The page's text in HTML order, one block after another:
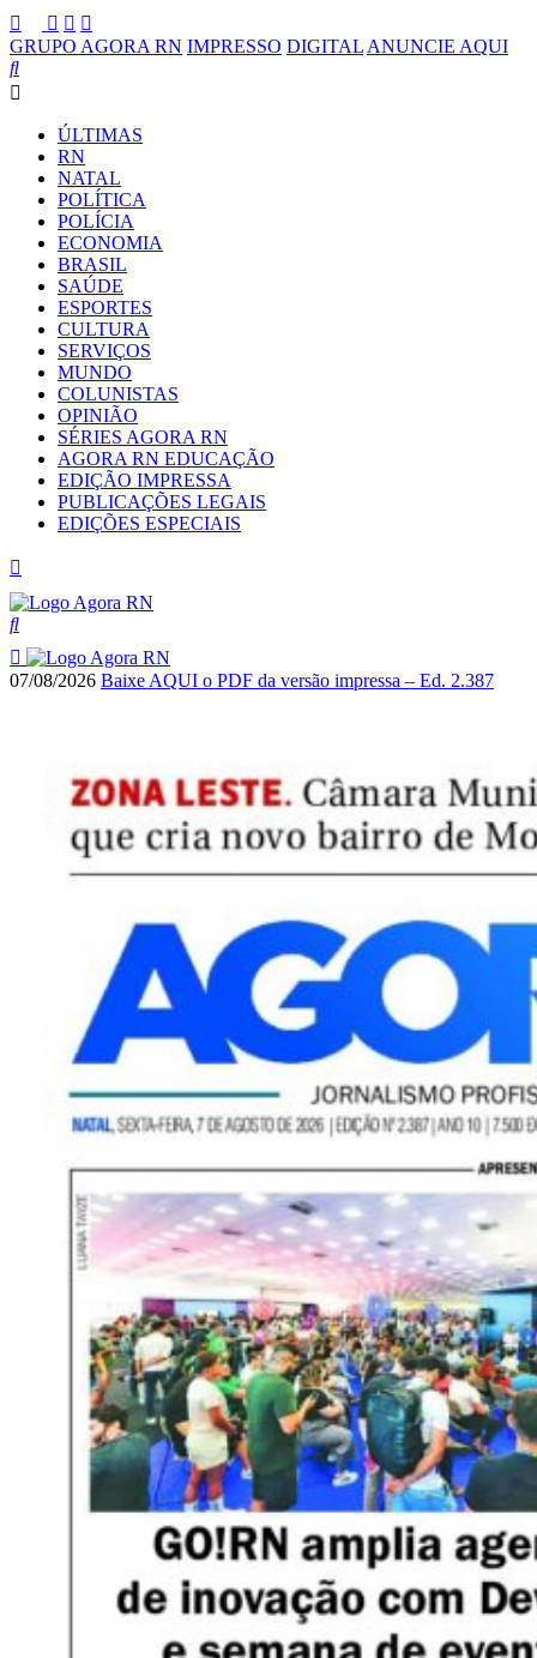
GRUPO AGORA RN IMPRESSO DIGITAL ANUNCIE AQUI
ÚLTIMAS
RN
NATAL
POLÍTICA
POLÍCIA
ECONOMIA
BRASIL
SAÚDE
ESPORTES
CULTURA
SERVIÇOS
MUNDO
COLUNISTAS
OPINIÃO
SÉRIES AGORA RN
AGORA RN EDUCAÇÃO
EDIÇÃO IMPRESSA
PUBLICAÇÕES LEGAIS
EDIÇÕES ESPECIAIS
07/08/2026 Baixe AQUI o PDF da versão impressa – Ed. 2.387